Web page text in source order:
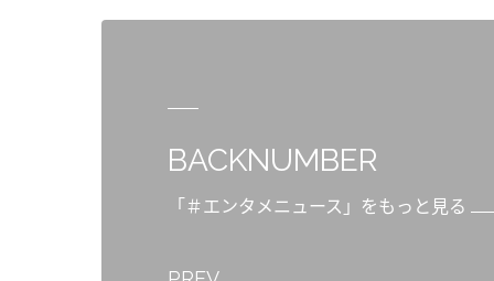
BACKNUMBER
「＃エンタメニュース」をもっと見る